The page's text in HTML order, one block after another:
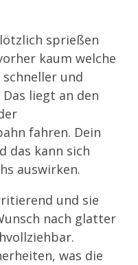
sprießen
kaum welche
schneller und
liegt an den
fahren. Dein
das kann sich
auswirken.
und sie
nach glatter
was die